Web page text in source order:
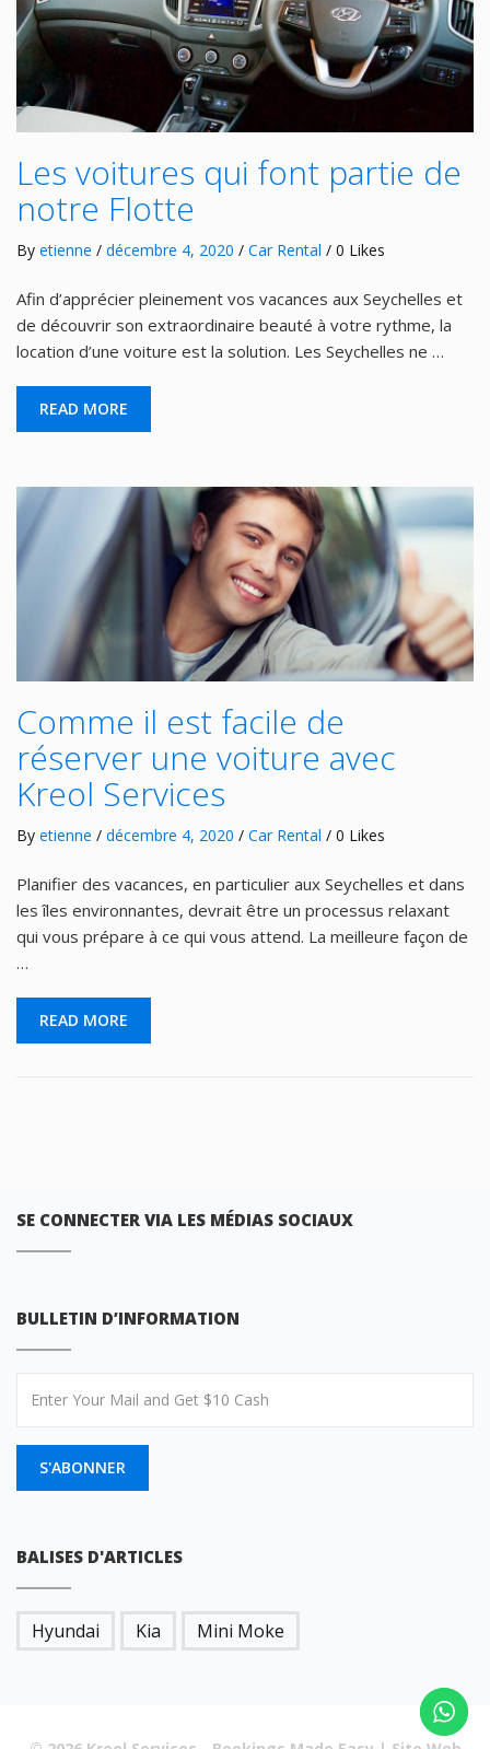
Les voitures qui font partie de
notre Flotte
By etienne / décembre 4, 2020 / Car Rental / 0 Likes
Afin d’apprécier pleinement vos vacances aux Seychelles et
de découvrir son extraordinaire beauté à votre rythme, la
location d’une voiture est la solution. Les Seychelles ne …
READ MORE
Comme il est facile de
réserver une voiture avec
Kreol Services
By etienne / décembre 4, 2020 / Car Rental / 0 Likes
Planifier des vacances, en particulier aux Seychelles et dans
les îles environnantes, devrait être un processus relaxant
qui vous prépare à ce qui vous attend. La meilleure façon de
…
READ MORE
SE CONNECTER VIA LES MÉDIAS SOCIAUX
BULLETIN D’INFORMATION
S'ABONNER
BALISES D'ARTICLES
Hyundai Kia Mini Moke